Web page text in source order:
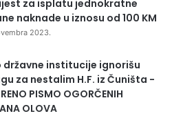
za isplatu jednokratne
naknade u iznosu od 100 KM
2023.
državne institucije ignorišu
za nestalim H.F. iz Čuništa -
PISMO OGORČENIH
OLOVA